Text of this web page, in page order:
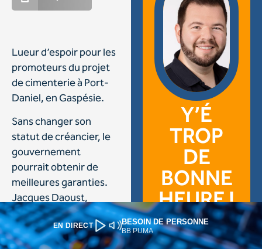
EN DIRECT BESOIN DE PERSONNE
BB PUMA